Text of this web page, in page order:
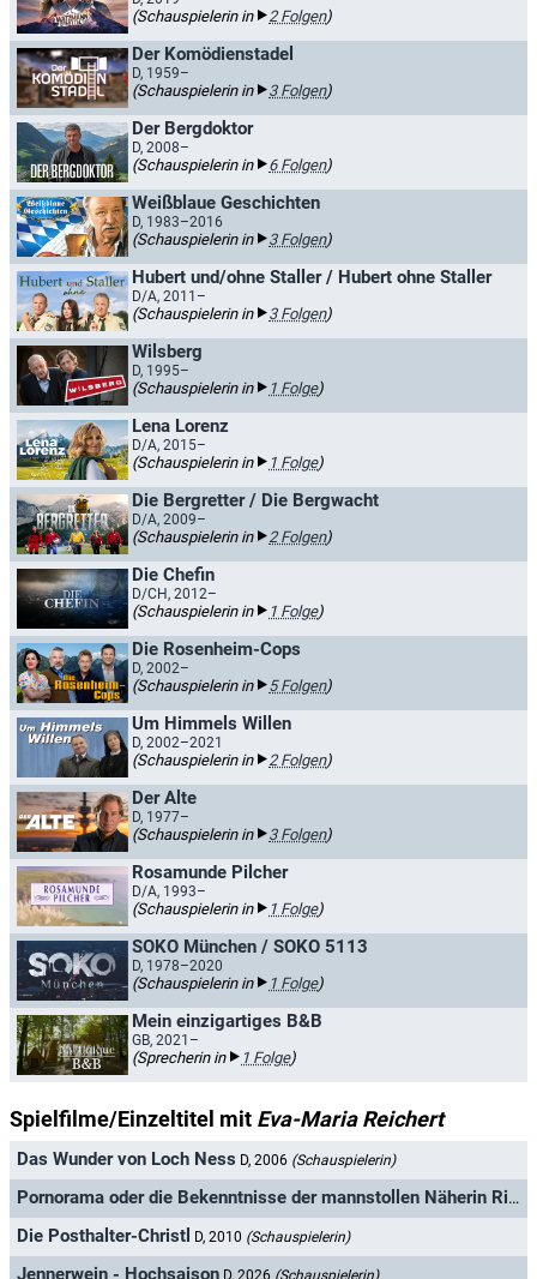
(Schauspielerin in 2 Folgen)
Der Komödienstadel
D, 1959–
(Schauspielerin in 3 Folgen)
Der Bergdoktor
D, 2008–
(Schauspielerin in 6 Folgen)
Weißblaue Geschichten
D, 1983–2016
(Schauspielerin in 3 Folgen)
Hubert und/ohne Staller / Hubert ohne Staller
D/A, 2011–
(Schauspielerin in 3 Folgen)
Wilsberg
D, 1995–
(Schauspielerin in 1 Folge)
Lena Lorenz
D/A, 2015–
(Schauspielerin in 1 Folge)
Die Bergretter / Die Bergwacht
D/A, 2009–
(Schauspielerin in 2 Folgen)
Die Chefin
D/CH, 2012–
(Schauspielerin in 1 Folge)
Die Rosenheim-Cops
D, 2002–
(Schauspielerin in 5 Folgen)
Um Himmels Willen
D, 2002–2021
(Schauspielerin in 2 Folgen)
Der Alte
D, 1977–
(Schauspielerin in 3 Folgen)
Rosamunde Pilcher
D/A, 1993–
(Schauspielerin in 1 Folge)
SOKO München / SOKO 5113
D, 1978–2020
(Schauspielerin in 1 Folge)
Mein einzigartiges B&B
GB, 2021–
(Sprecherin in 1 Folge)
Spielfilme/Einzeltitel mit Eva-Maria Reichert
Das Wunder von Loch Ness D, 2006 (Schauspielerin)
Pornorama oder die Bekenntnisse der mannstollen Näherin Rita Brauchts
Die Posthalter-Christl D, 2010 (Schauspielerin)
Jennerwein - Hochsaison